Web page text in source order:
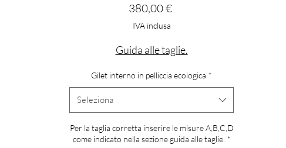
380,00 €Prezzo
IVA inclusa
Guida alle taglie.
Gilet interno in pelliccia ecologica *
Seleziona
Per la taglia corretta inserire le misure A,B,C,D
come indicato nella sezione guida alle taglie. *